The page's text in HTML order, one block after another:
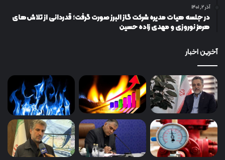
آذر ۲, ۱۴۰۱
در جلسه هیات مدیره شرکت گاز البرز صورت گرفت؛ قدردانی از تلاش‌های
هرمز نوروزی و مهدی زاده حسین
آخرین اخبار